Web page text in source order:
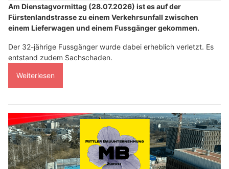
Am Dienstagvormittag (28.07.2026) ist es auf der
Fürstenlandstrasse zu einem Verkehrsunfall zwischen
einem Lieferwagen und einem Fussgänger gekommen.
Der 32-jährige Fussgänger wurde dabei erheblich verletzt. Es
entstand zudem Sachschaden.
Weiterlesen